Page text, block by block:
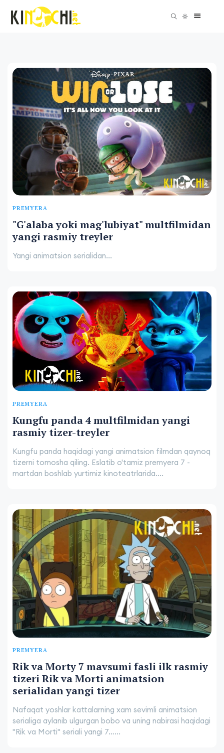
PREMYERA
"G'alaba yoki mag'lubiyat" multfilmidan
yangi rasmiy treyler
Yangi animatsion serialidan...
PREMYERA
Kungfu panda 4 multfilmidan yangi
rasmiy tizer-treyler
Kungfu panda haqidagi yangi animatsion filmdan qaynoq
tizerni tomosha qiling. Eslatib o'tamiz premyera 7 -
martdan boshlab yurtimiz kinoteatrlarida....
PREMYERA
Rik va Morty 7 mavsumi fasli ilk rasmiy
tizeri Rik va Morti animatsion
serialidan yangi tizer
Nafaqat yoshlar kattalarning xam sevimli animatsion
serialiga aylanib ulgurgan bobo va uning nabirasi haqidagi
"Rik va Morti" seriali yangi 7…...